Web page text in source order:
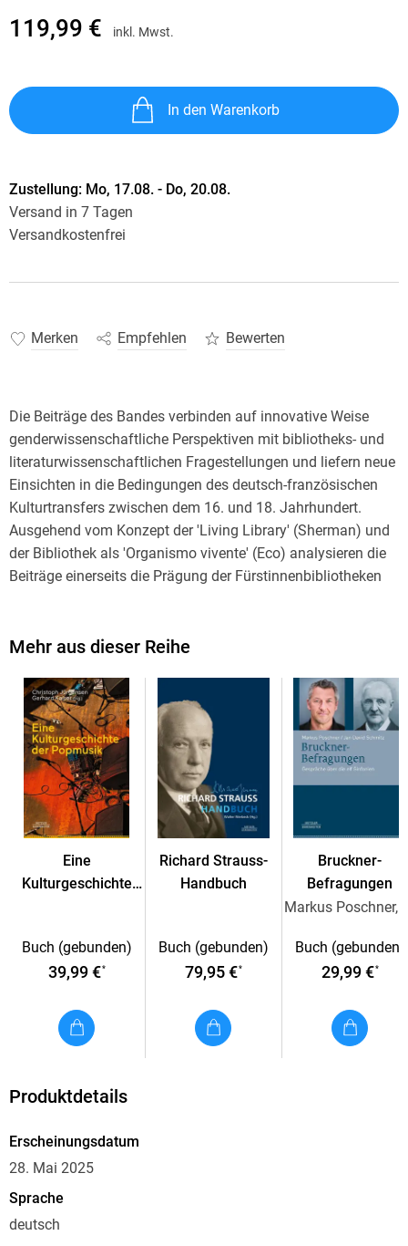
119,99 € inkl. Mwst.
In den Warenkorb
Zustellung: Mo, 17.08. - Do, 20.08.
Versand in 7 Tagen
Versandkostenfrei
Merken Empfehlen Bewerten
Die Beiträge des Bandes verbinden auf innovative Weise
genderwissenschaftliche Perspektiven mit bibliotheks- und
literaturwissenschaftlichen Fragestellungen und liefern neue
Einsichten in die Bedingungen des deutsch-französischen
Kulturtransfers zwischen dem 16. und 18. Jahrhundert.
Ausgehend vom Konzept der 'Living Library' (Sherman) und
der Bibliothek als 'Organismo vivente' (Eco) analysieren die
Beiträge einerseits die Prägung der Fürstinnenbibliotheken
gruppen- und zeitspezifische Gründe für das Sammeln von
damit als ein zentraler Ort des deutsch-französischen
Kulturtransfers erkennbar, ein Prozess, der von so
unterschiedlichen Faktoren wie der Rezeption calvinistischer
Literatur an den reformierten Höfen des Reichs, dem
Interesse an moderner französischer Romanliteratur und der
Funktion des Französischenals Mittlersprache für Literatur
aus anderen Sprachen geprägt wird. Indem die Bibliotheken
Lektürekanon ab, der den Kanon moderner
Literaturgeschichtsschreibung in Frage stellt und die
Vorreiterrolle französischer Autorinnen des 17. und 18.
Jahrhunderts in der Lektürepraxis der Zeit sichtbar werden
Bibliotheken des 18 Jahrhunderts.
Mehr aus dieser Reihe
Eine
Kulturgeschichte
Buch (gebunden)
39,99 €*
Richard Strauss-
Handbuch
Buch (gebunden)
79,95 €*
Bruckner-
Befragungen
Buch (gebunden)
29,99 €*
Produktdetails
Erscheinungsdatum
28. Mai 2025
Sprache
deutsch